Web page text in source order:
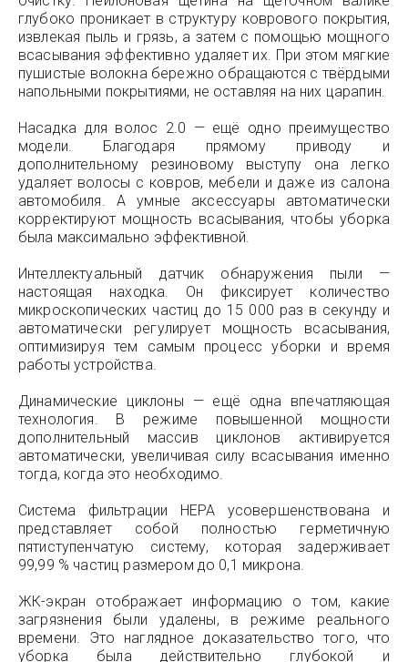
глубоко проникает в структуру коврового покрытия,
извлекая пыль и грязь, а затем с помощью мощного
всасывания эффективно удаляет их. При этом мягкие
пушистые волокна бережно обращаются с твёрдыми
напольными покрытиями, не оставляя на них царапин.
Насадка для волос 2.0 — ещё одно преимущество
модели. Благодаря прямому приводу и
дополнительному резиновому выступу она легко
удаляет волосы с ковров, мебели и даже из салона
автомобиля. А умные аксессуары автоматически
корректируют мощность всасывания, чтобы уборка
была максимально эффективной.
Интеллектуальный датчик обнаружения пыли —
настоящая находка. Он фиксирует количество
микроскопических частиц до 15 000 раз в секунду и
автоматически регулирует мощность всасывания,
оптимизируя тем самым процесс уборки и время
работы устройства.
Динамические циклоны — ещё одна впечатляющая
технология. В режиме повышенной мощности
дополнительный массив циклонов активируется
автоматически, увеличивая силу всасывания именно
тогда, когда это необходимо.
Система фильтрации НЕРА усовершенствована и
представляет собой полностью герметичную
пятиступенчатую систему, которая задерживает
99,99 % частиц размером до 0,1 микрона.
ЖК-экран отображает информацию о том, какие
загрязнения были удалены, в режиме реального
времени. Это наглядное доказательство того, что
уборка была действительно глубокой и